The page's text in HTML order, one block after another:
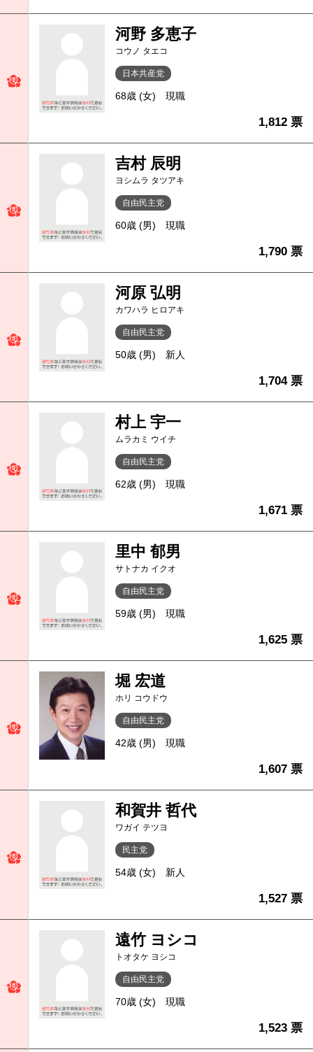
河野 多恵子
コウノ タエコ
日本共産党
68歳 (女) 現職
1,812 票
吉村 辰明
ヨシムラ タツアキ
自由民主党
60歳 (男) 現職
1,790 票
河原 弘明
カワハラ ヒロアキ
自由民主党
50歳 (男) 新人
1,704 票
村上 宇一
ムラカミ ウイチ
自由民主党
62歳 (男) 現職
1,671 票
里中 郁男
サトナカ イクオ
自由民主党
59歳 (男) 現職
1,625 票
堀 宏道
ホリ コウドウ
自由民主党
42歳 (男) 現職
1,607 票
和賀井 哲代
ワガイ テツヨ
民主党
54歳 (女) 新人
1,527 票
遠竹 ヨシコ
トオタケ ヨシコ
自由民主党
70歳 (女) 現職
1,523 票